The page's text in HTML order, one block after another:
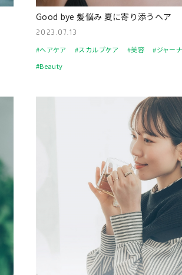
Good bye 髪悩み 夏に寄り添うヘア
2023.07.13
#ヘアケア #スカルプケア #美容
#ジャー
#Beauty